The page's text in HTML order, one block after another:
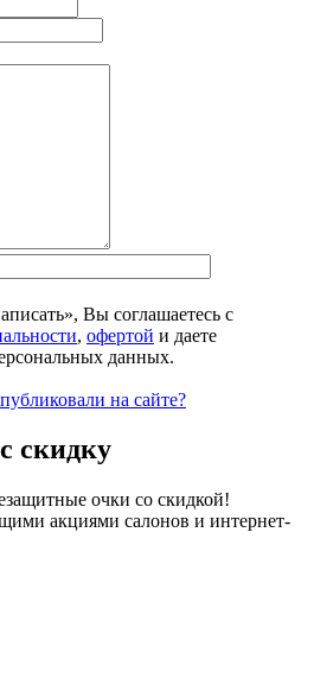
Вы соглашаетесь с
, офертой и даете
данных.
на сайте?
скидку
очки со скидкой!
акциями салонов и интернет-